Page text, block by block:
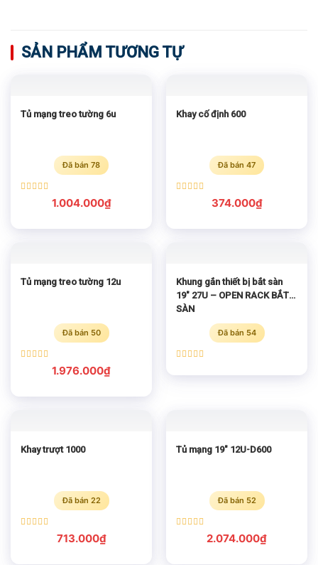
SẢN PHẨM TƯƠNG TỰ
Tủ mạng treo tường 6u
Đã bán 78
Được xếp
5.00
1.004.000₫
Khay cố định 600
Đã bán 47
Được xếp
5.00374.000₫
Tủ mạng treo tường 12u
Đã bán 50
Được xếp
5.00
1.976.000₫
Khung gắn thiết bị bắt sàn
19″ 27U – OPEN RACK BẮT
SÀN
Đã bán 54
hạng5.00
Khay trượt 1000
Đã bán 22
Được xếp
5.00713.000₫
Tủ mạng 19″ 12U-D600
Đã bán 52
Được xếp
5.00
2.074.000₫